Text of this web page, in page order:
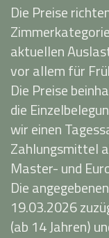
Die Preise
aktuellen
vor allem für
Die Preise
die
wir einen
Zahlungsmittel
Master- und
Die
19.03.2026
(ab 14 Jahren)